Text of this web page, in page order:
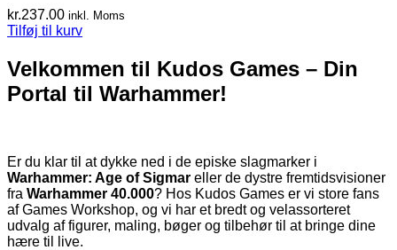
kr.237.00 inkl. Moms
Tilføj til kurv
Velkommen til Kudos Games – Din
Portal til Warhammer!
Er du klar til at dykke ned i de episke slagmarker i
Warhammer: Age of Sigmar eller de dystre fremtidsvisioner
fra Warhammer 40.000? Hos Kudos Games er vi store fans
af Games Workshop, og vi har et bredt og velassorteret
udvalg af figurer, maling, bøger og tilbehør til at bringe dine
hære til live.